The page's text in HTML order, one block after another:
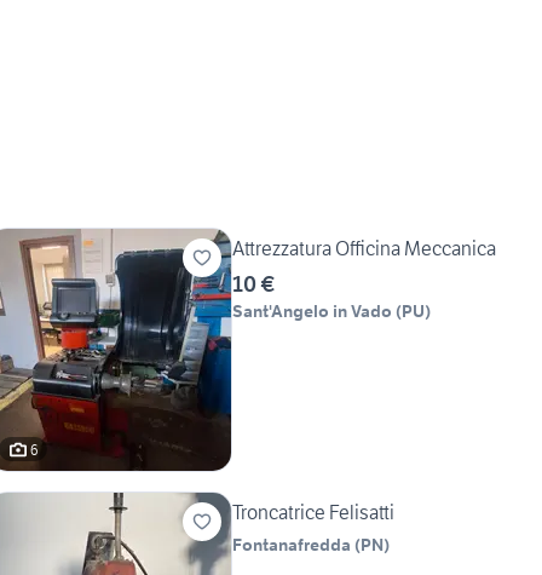
6
Attrezzatura Officina Meccanica
10 €
Sant'Angelo in Vado (PU)
Troncatrice Felisatti
Fontanafredda (PN)